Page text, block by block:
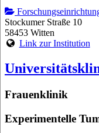
Stockumer Straße 10
58453 Witten
Link zur Institution
Frauenklinik
Experimentelle